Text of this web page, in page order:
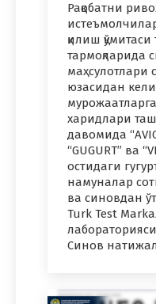
Рақобатни
қилиш
тармоқларида
маҳсулотлари
юзасидан
харидлари
давомида
“GUGURT” ва
остидаги
намуналар
ва синовдан
Turk Test
Синов